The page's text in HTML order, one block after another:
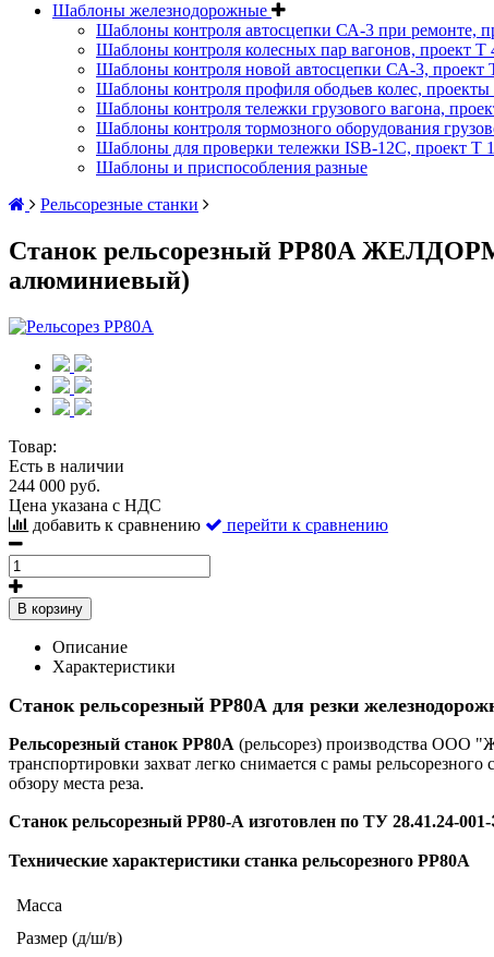
Шаблоны железнодорожные
Шаблоны контроля автосцепки СА-3 при ремонте,
Шаблоны контроля колесных пар вагонов, проект Т
Шаблоны контроля новой автосцепки СА-3, проект
Шаблоны контроля профиля ободьев колес,
Шаблоны контроля тележки грузового вагона,
Шаблоны контроля тормозного оборудования
Шаблоны для проверки тележки ISB-12C, проект Т
Шаблоны и приспособления разные
Рельсорезные станки
Станок рельсорезный РР80А
алюминиевый)
Товар:
Есть в наличии
244 000 руб.
Цена указана с НДС
добавить к сравнению
перейти к сравнению
В корзину
Описание
Характеристики
Станок рельсорезный РР80А для резки
Рельсорезный станок РР80А (рельсорез) производства ООО
транспортировки захват легко снимается с рамы
обзору места реза.
Станок рельсорезный РР80-А изготовлен по ТУ 28.41.24-001-
Технические характеристики станка рельсорезного РР80А
Масса
Размер (д/ш/в)